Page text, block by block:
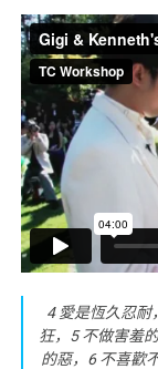
4 愛是恆久忍耐
狂，5 不做害羞
的惡，6 不喜歡